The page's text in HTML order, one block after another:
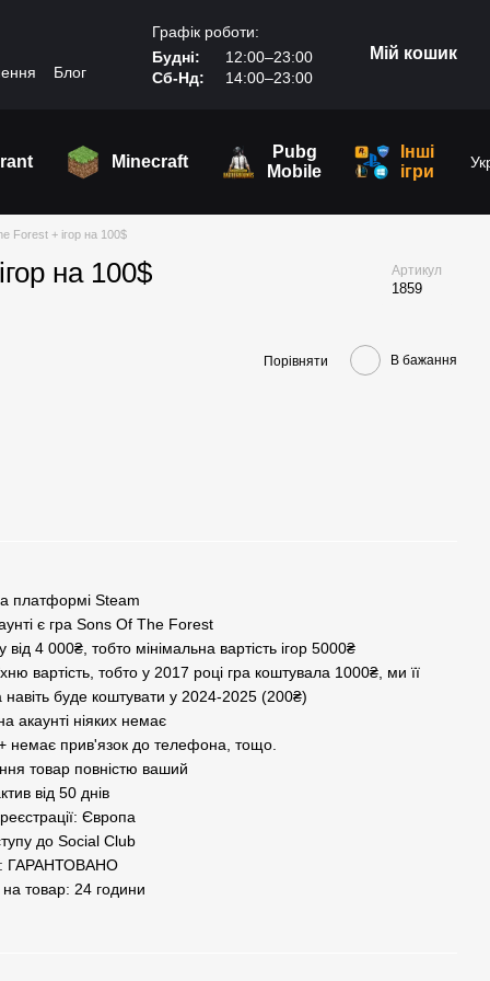
Блог
Графік роботи:
Будні:
12:00–23:00
Сб-Нд:
14:00–23:00
Мій кошик
Minecraft
Pubg
Mobile
Інші
ігри
Forest + ігор на 100$
на 100$ Артикул
1859
Порівняти В бажання
платформі Steam
є гра Sons Of The Forest
4 000₴, тобто мінімальна вартість ігор 5000₴
вартість, тобто у 2017 році гра коштувала 1000₴, ми її
буде коштувати у 2024-2025 (200₴)
акаунті ніяких немає
немає прив'язок до телефона, тощо.
товар повністю ваший
від 50 днів
Європа
до Social Club
ГАРАНТОВАНО
на товар: 24 години